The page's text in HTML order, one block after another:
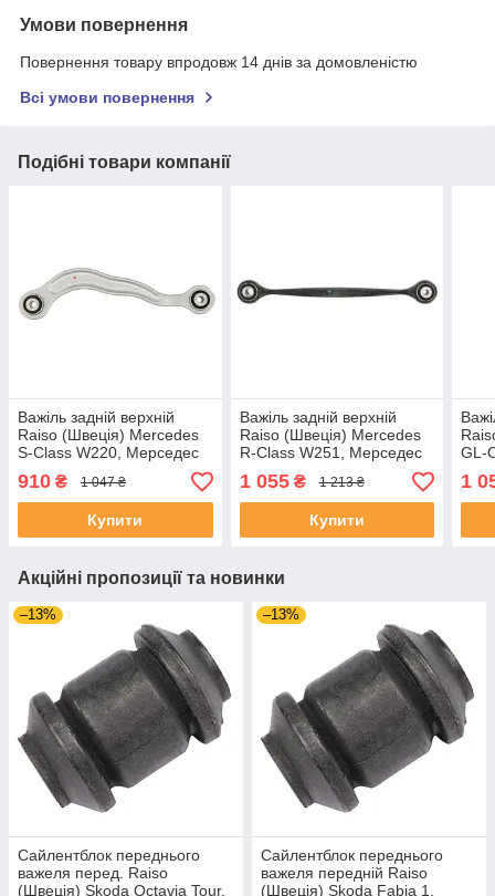
Умови повернення
Повернення товару впродовж 14 днів за домовленістю
Всі умови повернення
Подібні товари компанії
Важіль задній верхній
Raiso (Швеція) Mercedes
S-Class W220, Мерседес
С-Клас Ф220 98-06 #RL-
220406M UAUUICW4
910 ₴ 1 047 ₴
Купити
Важіль задній верхній
Raiso (Швеція) Mercedes
R-Class W251, Мерседес
Р-Клас Ф251 #RL-
164406M UAYVTBT4
1 055₴ 1 213 ₴
Купити
GL-
ГЛ-
1
Акційні пропозиції та новинки
–13%
Сайлентблок переднього
важеля перед. Raiso
(Швеція) Skoda Octavia Tour,
–13%
Сайлентблок переднього
важеля передній Raiso
(Швеція) Skoda Fabia 1,